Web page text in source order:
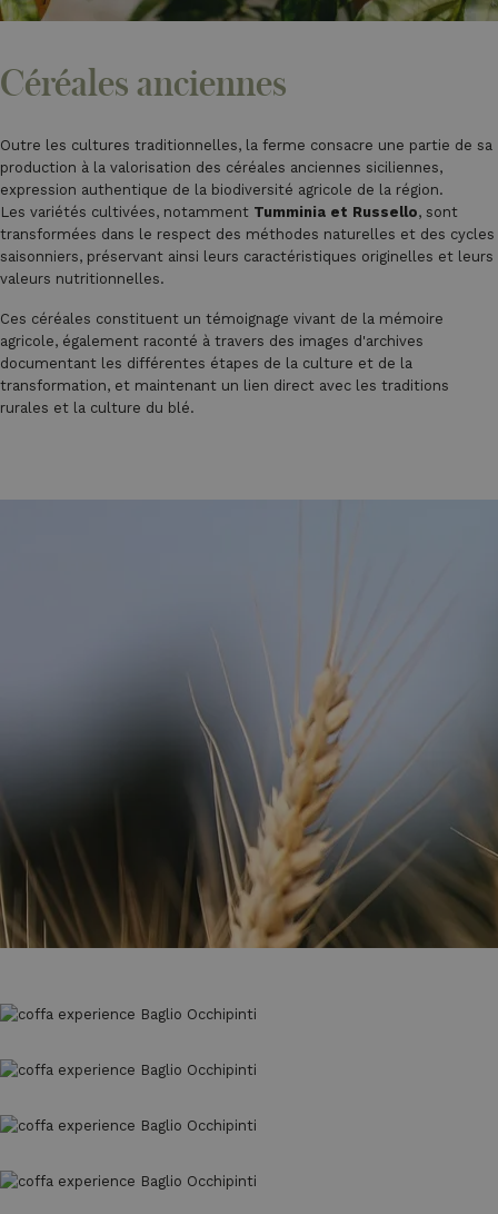
Céréales anciennes
Outre les cultures traditionnelles, la ferme consacre une partie de sa
production à la valorisation des céréales anciennes siciliennes,
expression authentique de la biodiversité agricole de la région.
Les variétés cultivées, notamment Tumminia et Russello, sont
transformées dans le respect des méthodes naturelles et des cycles
saisonniers, préservant ainsi leurs caractéristiques originelles et leurs
valeurs nutritionnelles.
Ces céréales constituent un témoignage vivant de la mémoire
agricole, également raconté à travers des images d'archives
documentant les différentes étapes de la culture et de la
transformation, et maintenant un lien direct avec les traditions
rurales et la culture du blé.